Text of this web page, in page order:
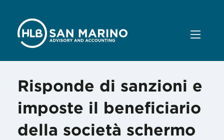
Risponde di sanzioni e
imposte il beneficiario
della società schermo